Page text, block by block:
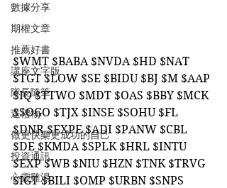
數據分享
期權文章
推薦好書
講座文字版
隊長隨筆
送禮物
做更快樂更成功的自己
投資通訊
心靈雞湯
$WMT $BABA $NVDA $HD $NAT
$TGT $LOW $SE $BIDU $BJ $M $AAP
$IQ $TTWO $MDT $OAS $BBY $MCK
$SOGO $TJX $INSE $SOHU $FL
$DNR $EXPE $ADI $PANW $CBL
$DE $KMDA $SPLK $HRL $INTU
$EXP $WB $NIU $HZN $TNK $TRVG
$IGT $BILI $OMP $URBN $SNPS